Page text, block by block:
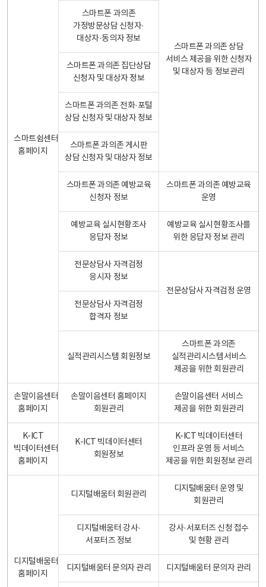
스마트쉼센터
홈페이지
스마트폰 과의존 상담
서비스 제공을 위한 신청자
및 대상자 등 정보관리
스마트폰 과의존
가정방문상담 신청자·
대상자·동의자 정보
스마트폰 과의존 집단상담
신청자 및 대상자 정보
스마트폰 과의존 전화·포털
상담 신청자 및 대상자 정보
스마트폰 과의존 게시판
상담 신청자 및 대상자 정보
스마트폰 과의존 예방교육
신청자 정보
스마트폰 과의존 예방교육
운영
예방교육 실시현황조사
응답자 정보
예방교육 실시현황조사를
위한 응답자 정보 관리
전문상담사 자격검정
응시자 정보
전문상담사 자격검정 운영
전문상담사 자격검정
합격자 정보
실적관리시스템 회원정보
스마트폰 과의존
실적관리시스템서비스
제공을 위한 회원관리
손말이음센터
홈페이지
손말이음센터 홈페이지
회원관리
손말이음센터 서비스
제공을 위한 회원관리
K-ICT
빅데이터센터
홈페이지
K-ICT 빅데이터센터
회원정보
K-ICT 빅데이터센터
인프라 운영 등 서비스
제공을 위한 회원정보 관리
디지털배움터
홈페이지
디지털배움터 회원관리
디지털배움터 운영 및
회원관리
디지털배움터 강사·
서포터즈 정보
강사·서포터즈 신청 접수
및 현황 관리
디지털배움터 문의자 관리 디지털배움터 문의자 관리